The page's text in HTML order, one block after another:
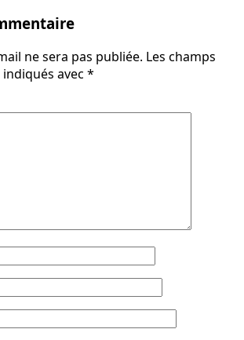
ne sera pas publiée. Les champs
avec *